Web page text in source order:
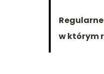
w którym